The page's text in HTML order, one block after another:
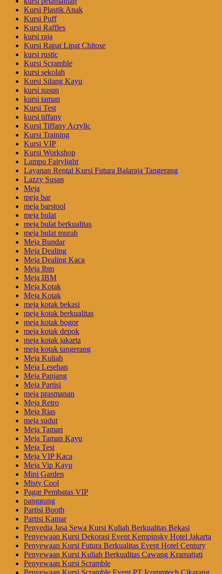
Kursi Plastik Anak
Kursi Puff
Kursi Raffles
kursi raja
Kursi Rapat Lipat Chitose
kursi rustic
Kursi Scramble
kursi sekolah
Kursi Silang Kayu
kursi susun
kursi taman
Kursi Test
kursi tiffany
Kursi Tiffany Acrylic
Kursi Training
Kursi VIP
Kursi Workshop
Lampu Fairylight
Layanan Rental Kursi Futura Balaraja Tangerang
Lazzy Susan
Meja
meja bar
meja barstool
meja bulat
meja bulat berkualitas
meja bulat murah
Meja Bundar
Meja Dealing
Meja Dealing Kaca
Meja Ibm
Meja IBM
Meja Kotak
Meja Kotak
meja kotak bekasi
meja kotak berkualitas
meja kotak bogor
meja kotak depok
meja kotak jakarta
meja kotak tangerang
Meja Kuliah
Meja Lesehan
Meja Panjang
Meja Partisi
meja prasmanan
Meja Retro
Meja Rias
meja sudut
Meja Taman
Meja Taman Kayu
Meja Test
Meja VIP Kaca
Meja Vip Kayu
Mini Garden
Misty Cool
Pagar Pembatas VIP
panggung
Partisi Booth
Partisi Kamar
Penyedia Jasa Sewa Kursi Kuliah Berkualitas Bekasi
Penyewaan Kursi Dekorasi Event Kempinsky Hotel Jakarta
Penyewaan Kursi Futura Berkualitas Event Hotel Century
Penyewaan Kursi Kuliah Berkualitas Cawang Kramatjati
Penyewaan Kursi Scramble
Penyewaan Kursi Scramble Event PT Icommtech Cikarang